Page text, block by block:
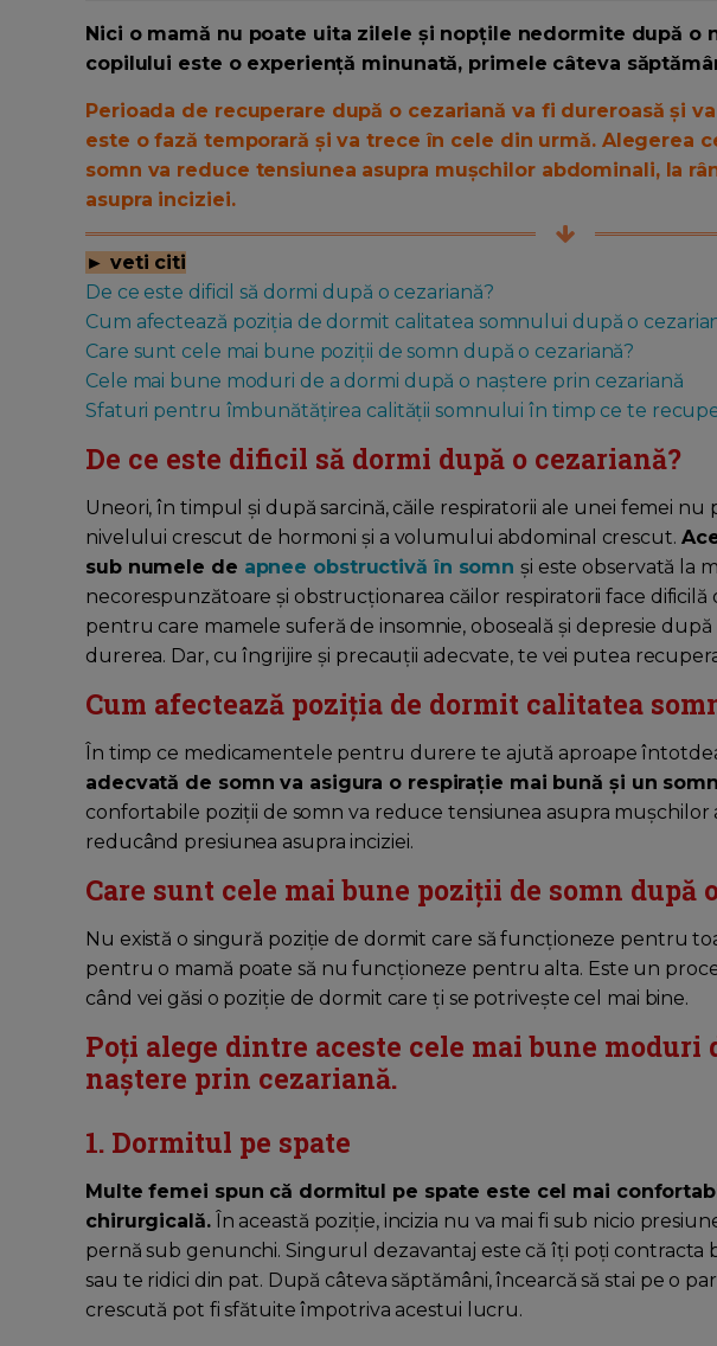
Nici o mamă nu poate uita zilele și nopțile nedormite după o
copilului este o experiență minunată, primele câteva
Perioada de recuperare după o cezariană va fi dureroasă și
este o fază temporară și va trece în cele din urmă. Alegerea
somn va reduce tensiunea asupra mușchilor abdominali, la
asupra inciziei.
► veti citi
De ce este dificil să dormi după o cezariană?
Cum afectează poziția de dormit calitatea somnului după o
Care sunt cele mai bune poziții de somn după o cezariană?
Cele mai bune moduri de a dormi după o naștere prin cezariană
Sfaturi pentru îmbunătățirea calității somnului în timp ce te
De ce este dificil să dormi după o cezariană?
Uneori, în timpul și după sarcină, căile respiratorii ale unei femei
nivelului crescut de hormoni și a volumului abdominal crescut.
sub numele de apnee obstructivă în somn și este observată la
necorespunzătoare și obstrucționarea căilor respiratorii face
pentru care mamele suferă de insomnie, oboseală și depresie
durerea. Dar, cu îngrijire și precauții adecvate, te vei putea
Cum afectează poziția de dormit calitatea
În timp ce medicamentele pentru durere te ajută aproape
adecvată de somn va asigura o respirație mai bună și un
confortabile poziții de somn va reduce tensiunea asupra mușchilor
reducând presiunea asupra inciziei.
Care sunt cele mai bune poziții de somn după
Nu există o singură poziție de dormit care să funcționeze pentru
pentru o mamă poate să nu funcționeze pentru alta. Este un
când vei găsi o poziție de dormit care ți se potrivește cel mai bine.
Poți alege dintre aceste cele mai bune moduri
naștere prin cezariană.
1. Dormitul pe spate
Multe femei spun că dormitul pe spate este cel mai
chirurgicală.În această poziție, incizia nu va mai fi sub nicio
pernă sub genunchi. Singurul dezavantaj este că îți poți contracta
sau te ridici din pat. După câteva săptămâni, încearcă să stai pe o
crescută pot fi sfătuite împotriva acestui lucru.